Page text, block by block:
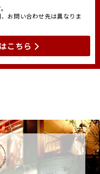
お問い合わせ先は異なりま
こちら